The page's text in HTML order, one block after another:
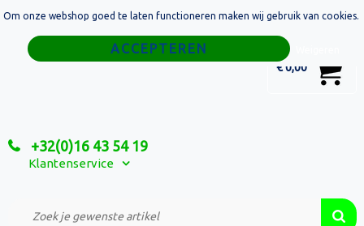
€ 0,00
+32(0)16 43 54 19
Klantenservice
Home
Relatiegeschenken
Om onze webshop goed te laten functioneren maken wij gebruik van cookies.